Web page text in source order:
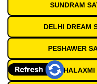
SUNDRAM
DELHI DREAM
PESHAWER
JAI MAHALAXMI